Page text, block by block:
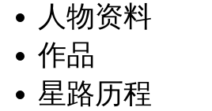
人物资料
作品
星路历程